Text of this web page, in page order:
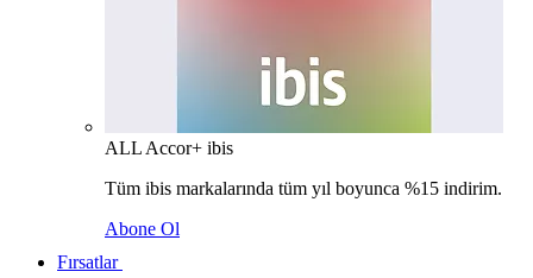
ALL Accor+ ibis
Tüm ibis markalarında tüm yıl boyunca %15 indirim.
Abone Ol
Fırsatlar